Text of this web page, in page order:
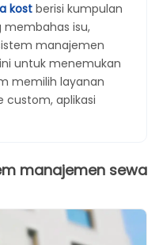
kost berisi kumpulan
membahas isu,
manajemen
untuk menemukan
memilih layanan
custom, aplikasi
manajemen sewa